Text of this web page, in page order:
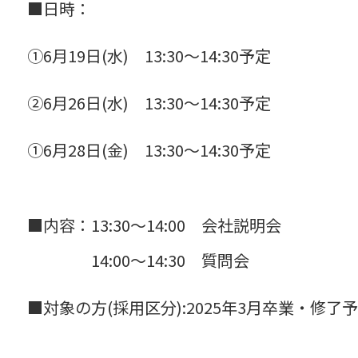
■日時：
①6月19日(水) 13:30～14:30予定
②6月26日(水) 13:30～14:30予定
①6月28日(金) 13:30～14:30予定
■内容：13:30～14:00 会社説明会
14:00～14:30 質問会
■対象の方(採用区分):2025年3月卒業・修了